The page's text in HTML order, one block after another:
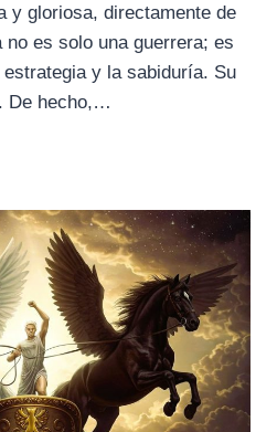
y gloriosa, directamente de
es solo una guerrera; es
y la sabiduría. Su
De hecho,…